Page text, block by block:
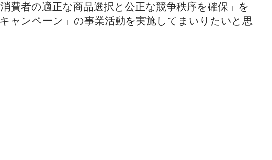
費者の適正な商品選択と公正な競争秩序を確保」を
ャンペーン」の事業活動を実施してまいりたいと思